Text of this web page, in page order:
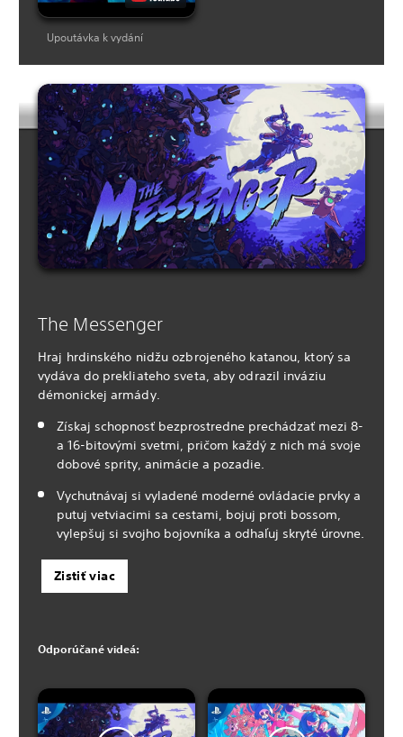
Upoutávka k vydání
The Messenger
Hraj hrdinského nidžu ozbrojeného katanou, ktorý sa
vydáva do prekliateho sveta, aby odrazil inváziu
démonickej armády.
Získaj schopnosť bezprostredne prechádzať mezi 8-
a 16-bitovými svetmi, pričom každý z nich má svoje
dobové sprity, animácie a pozadie.
Vychutnávaj si vyladené moderné ovládacie prvky a
putuj vetviacimi sa cestami, bojuj proti bossom,
vylepšuj si svojho bojovníka a odhaľuj skryté úrovne.
Zistiť viac
Odporúčané videá: